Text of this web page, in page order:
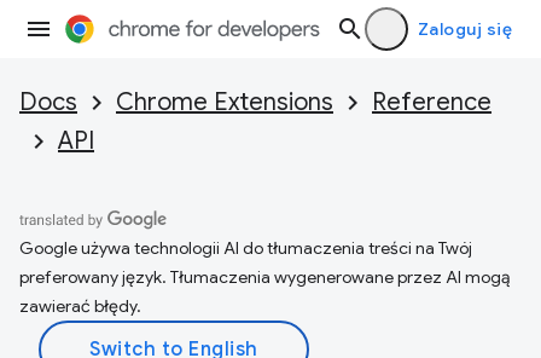
Zaloguj się
Docs Chrome Extensions
Reference
API
Google używa technologii AI do tłumaczenia treści na Twój
preferowany język. Tłumaczenia wygenerowane przez AI mogą
zawierać błędy.